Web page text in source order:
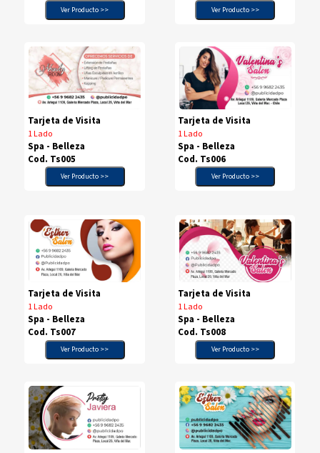
Ver Producto >> Ver Producto >>
Tarjeta de Visita
1 Lado
Spa - Belleza
Cod. Ts005
Ver Producto >>
Tarjeta de Visita
1 Lado
Spa - Belleza
Cod. Ts006
Ver Producto >>
Tarjeta de Visita
1 Lado
Spa - Belleza
Cod. Ts007
Ver Producto >>
Tarjeta de Visita
1 Lado
Spa - Belleza
Cod. Ts008
Ver Producto >>